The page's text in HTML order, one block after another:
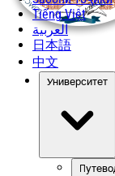
Tiếng Việt
العربية
日本語
中文
Университет